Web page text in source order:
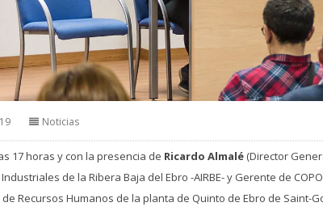
Noticias
17 horas y con la presencia de Ricardo Almalé (Director
de la Ribera Baja del Ebro -AIRBE- y Gerente de
Recursos Humanos de la planta de Quinto de Ebro de Saint-